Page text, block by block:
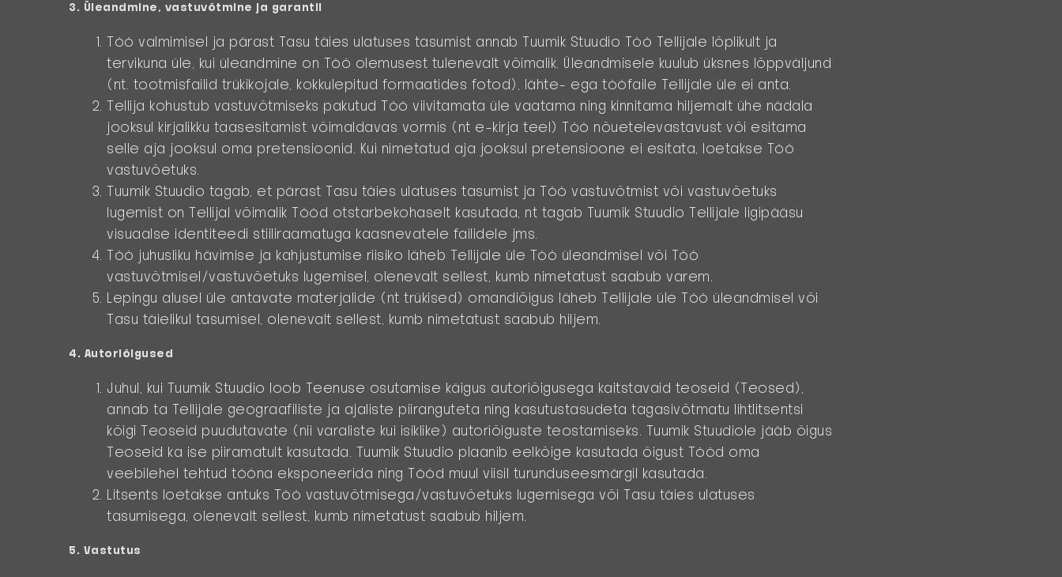
3. Üleandmine, vastuvõtmine ja garantii
Töö valmimisel ja pärast Tasu täies ulatuses tasumist annab Tuumik Stuudio Töö Tellijale lõplikult ja
tervikuna üle, kui üleandmine on Töö olemusest tulenevalt võimalik. Üleandmisele kuulub üksnes lõppväljund
(nt. tootmisfailid trükikojale, kokkulepitud formaatides fotod), lähte- ega tööfaile Tellijale üle ei anta.
Tellija kohustub vastuvõtmiseks pakutud Töö viivitamata üle vaatama ning kinnitama hiljemalt ühe nädala
jooksul kirjalikku taasesitamist võimaldavas vormis (nt e-kirja teel) Töö nõuetelevastavust või esitama
selle aja jooksul oma pretensioonid. Kui nimetatud aja jooksul pretensioone ei esitata, loetakse Töö
vastuvõetuks.
Tuumik Stuudio tagab, et pärast Tasu täies ulatuses tasumist ja Töö vastuvõtmist või vastuvõetuks
lugemist on Tellijal võimalik Tööd otstarbekohaselt kasutada, nt tagab Tuumik Stuudio Tellijale ligipääsu
visuaalse identiteedi stiiliraamatuga kaasnevatele failidele jms.
Töö juhusliku hävimise ja kahjustumise riisiko läheb Tellijale üle Töö üleandmisel või Töö
vastuvõtmisel/vastuvõetuks lugemisel, olenevalt sellest, kumb nimetatust saabub varem.
Lepingu alusel üle antavate materjalide (nt trükised) omandiõigus läheb Tellijale üle Töö üleandmisel või
Tasu täielikul tasumisel, olenevalt sellest, kumb nimetatust saabub hiljem.
4. Autoriõigused
Juhul, kui Tuumik Stuudio loob Teenuse osutamise käigus autoriõigusega kaitstavaid teoseid (Teosed),
annab ta Tellijale geograafiliste ja ajaliste piiranguteta ning kasutustasudeta tagasivõtmatu lihtlitsentsi
kõigi Teoseid puudutavate (nii varaliste kui isiklike) autoriõiguste teostamiseks. Tuumik Stuudiole jääb õigus
Teoseid ka ise piiramatult kasutada. Tuumik Stuudio plaanib eelkõige kasutada õigust Tööd oma
veebilehel tehtud tööna eksponeerida ning Tööd muul viisil turunduseesmärgil kasutada.
Litsents loetakse antuks Töö vastuvõtmisega/vastuvõetuks lugemisega või Tasu täies ulatuses
tasumisega, olenevalt sellest, kumb nimetatust saabub hiljem.
5. Vastutus